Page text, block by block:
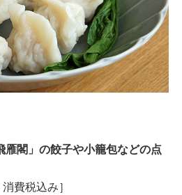
雁閣」の餃子や小籠包などの点
費税込み］